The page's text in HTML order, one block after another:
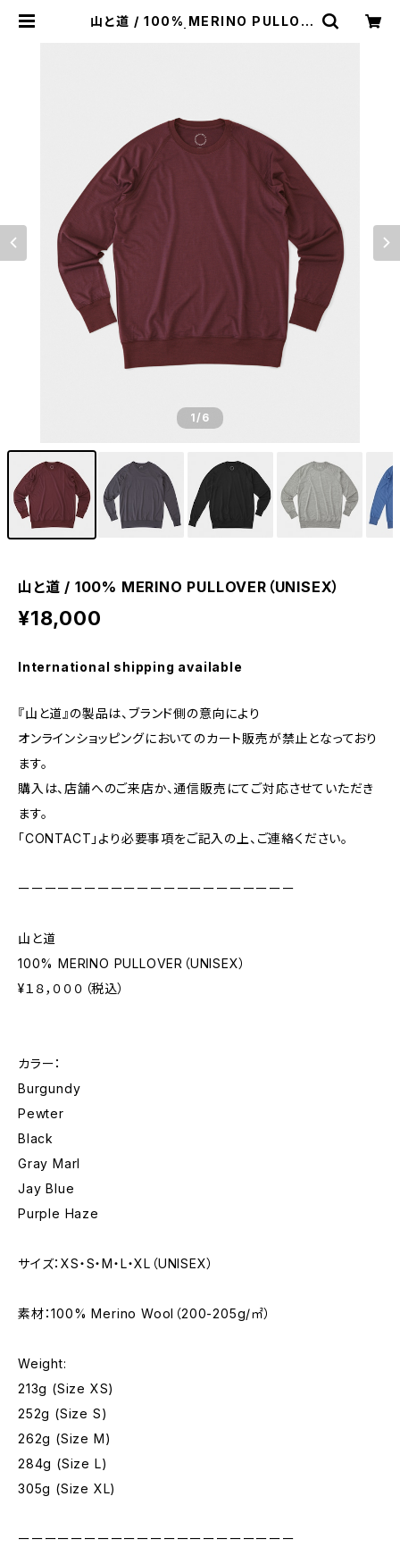
山と道 / 100% MERINO PULLOV
1/6
山と道 / 100% MERINO PULLOVER（UNISEX）
¥18,000
International shipping available
『山と道』の製品は、ブランド側の意向により
オンラインショッピングにおいてのカート販売が禁止となっており
ます。
購入は、店舗へのご来店か、通信販売にてご対応させていただき
ます。
「CONTACT」より必要事項をご記入の上、ご連絡ください。
ーーーーーーーーーーーーーーーーーーーーー
山と道
100% MERINO PULLOVER（UNISEX）
¥１８，０００（税込）
カラー：
Burgundy
Pewter
Black
Gray Marl
Jay Blue
Purple Haze
サイズ：XS・S・M・L・XL（UNISEX）
素材：100% Merino Wool（200-205g/㎡）
Weight:
213g (Size XS)
252g (Size S)
262g (Size M)
284g (Size L)
305g (Size XL)
ーーーーーーーーーーーーーーーーーーーーー